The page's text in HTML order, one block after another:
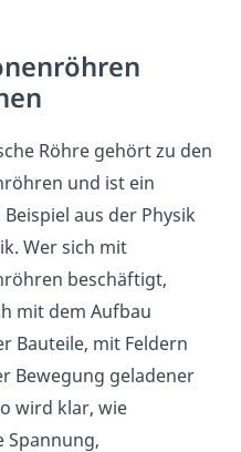
Röhre gehört zu den
und ist ein
aus der Physik
Wer sich mit
beschäftigt,
mit dem Aufbau
Bauteile, mit Feldern
Bewegung geladener
wird klar, wie
Spannung,